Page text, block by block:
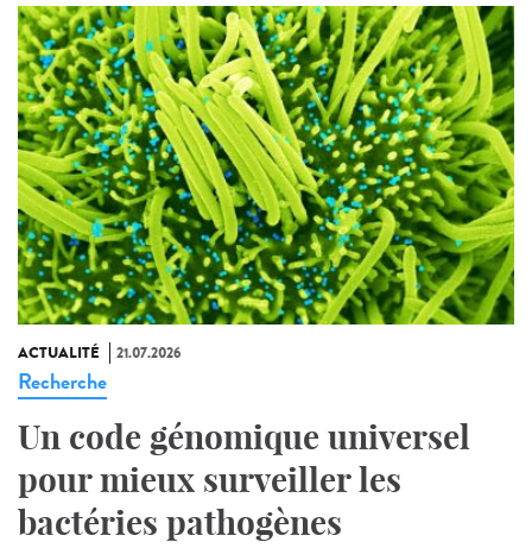
ACTUALITÉ 21.07.2026
Recherche
Un code génomique universel
pour mieux surveiller les
bactéries pathogènes